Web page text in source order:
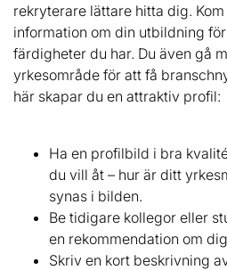
rekryterare lättare hitta dig.
information om din utbildning
färdigheter du har. Du även gå
yrkesområde för att få
här skapar du en attraktiv profil:
Ha en profilbild i bra
du vill åt – hur är ditt
synas i bilden.
Be tidigare kollegor eller
en rekommendation om
Skriv en kort beskrivning